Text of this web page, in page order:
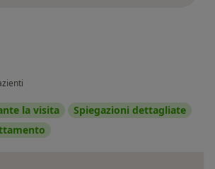
la visita
Spiegazioni dettagliate